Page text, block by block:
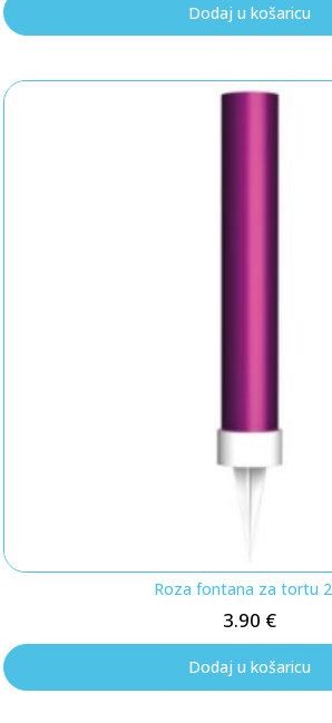
Dodaj u košaricu
Roza fontana za tortu
3.90 €
Dodaj u košaricu